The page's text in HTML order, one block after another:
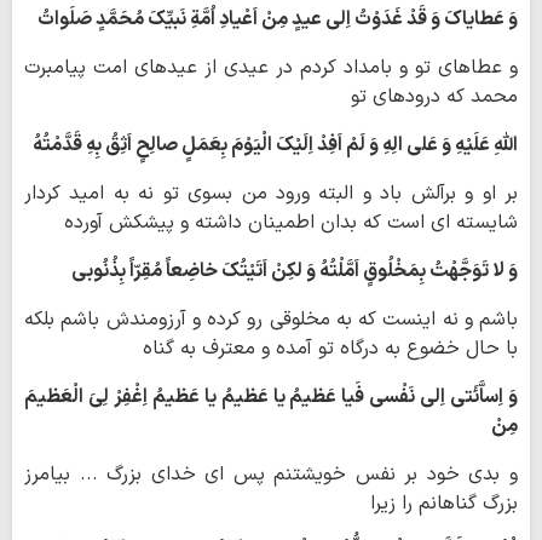
وَ عَطایاکَ وَ قَدْ غَدَوْتُ اِلی عیدٍ مِنْ اَعْیادِ اُمَّةِ نَبیِّکَ مُحَمَّدٍ صَلَواتُ
و عطاهای تو و بامداد کردم در عیدی از عیدهای امت پیامبرت
محمد که درودهای تو
اللّهِ عَلَیْهِ وَ عَلی الِهِ وَ لَمْ اَفِدْ اِلَیْکَ الْیَوْمَ بِعَمَلٍ صالِحٍ اَثِقُ بِهِ قَدَّمْتُهُ
بر او و برآلش باد و البته ورود من بسوی تو نه به امید کردار
شایسته ای است که بدان اطمینان داشته و پیشکش آورده
وَ لا تَوَجَّهْتُ بِمَخْلُوقٍ اَمَّلْتُهُ وَ لکِنْ اَتَیْتُکَ خاضِعاً مُقِرّاً بِذُنُوبی
باشم و نه اینست که به مخلوقی رو کرده و آرزومندش باشم بلکه
با حال خضوع به درگاه تو آمده و معترف به گناه
وَ اِساَّئَتی اِلی نَفْسی فَیا عَظیمُ یا عَظیمُ یا عَظیمُ اِغْفِرْ لِیَ الْعَظیمَ
مِنْ
و بدی خود بر نفس خویشتنم پس ای خدای بزرگ ... بیامرز
بزرگ گناهانم را زیرا